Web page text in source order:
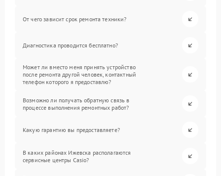
От чего зависит срок ремонта техники?
Диагностика проводится бесплатно?
Может ли вместо меня принять устройство
после ремонта другой человек, контактный
телефон которого я предоставлю?
Возможно ли получать обратную связь в
процессе выполнения ремонтных работ?
Какую гарантию вы предоставляете?
В каких районах Ижевска располагаются
сервисные центры Casio?